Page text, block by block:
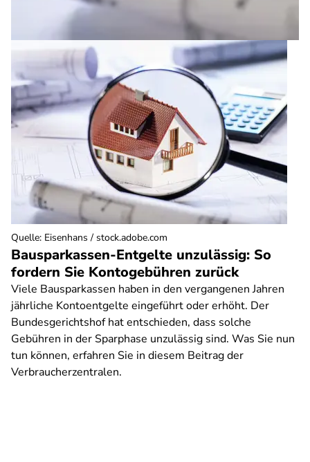
Bausparkassen-Entgelte unzulässig: So
fordern Sie Kontogebühren zurück
Viele Bausparkassen haben in den vergangenen Jahren
jährliche Kontoentgelte eingeführt oder erhöht. Der
Bundesgerichtshof hat entschieden, dass solche
Gebühren in der Sparphase unzulässig sind. Was Sie nun
tun können, erfahren Sie in diesem Beitrag der
Verbraucherzentralen.
Quelle: Eisenhans / stock.adobe.com